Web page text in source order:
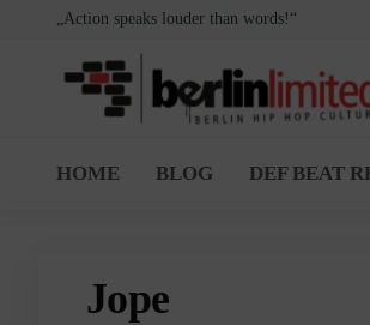
springen
„Action speaks louder than words!“
Limited
Hop
HOME BLOG DEF BEAT
Jope